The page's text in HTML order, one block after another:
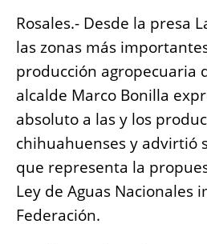
o
o
k
p
p
g
er
Rosales.- Desde la presa
las zonas más
producción agropecuaria
alcalde Marco Bonilla
absoluto a las y los
chihuahuenses y advirtió
que representa la
Ley de Aguas Nacionales
Federación.